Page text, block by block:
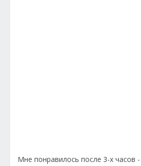
Мне понравилось после 3-х часов